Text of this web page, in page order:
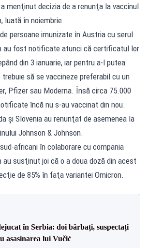
menţinut decizia de a renunţa la vaccinul
luată în noiembrie.
persoane imunizate în Austria cu serul
au fost notificate atunci că certificatul lor
din 3 ianuarie, iar pentru a-l putea
să se vaccineze preferabil cu un
Pfizer sau Moderna. Însă circa 75.000
încă nu s-au vaccinat din nou.
şi Slovenia au renunţat de asemenea la
Johnson & Johnson.
africani în colaborare cu compania
au susţinut joi că o a doua doză din acest
de 85% în faţa variantei Omicron.
în Serbia: doi bărbați, suspectați
asasinarea lui Vučić